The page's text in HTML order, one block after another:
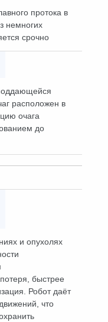
протока в
немногих
срочно
расположен в
очага
до
и опухолях
быстрее
Робот даёт
что